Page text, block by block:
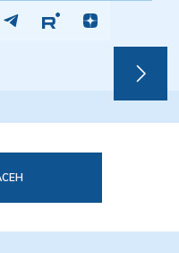
персональных данных
Мы используем Cookies